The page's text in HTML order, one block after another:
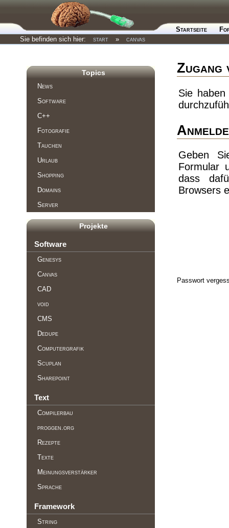
Startseite
Sie befinden sich hier:
start » canvas
Topics
News
Software
C++
Fotografie
Tauchen
Urlaub
Shopping
Domains
Server
Projekte
Software
Genesys
Canvas
CAD
void
CMS
Dedupe
Computergrafik
Scuplan
Sharepoint
Text
Compilerbau
proggen.org
Rezepte
Texte
Meinungsverstärker
Sprache
Framework
String
Zugang
Sie
Geben
Formular
dass
Browsers
Passwort